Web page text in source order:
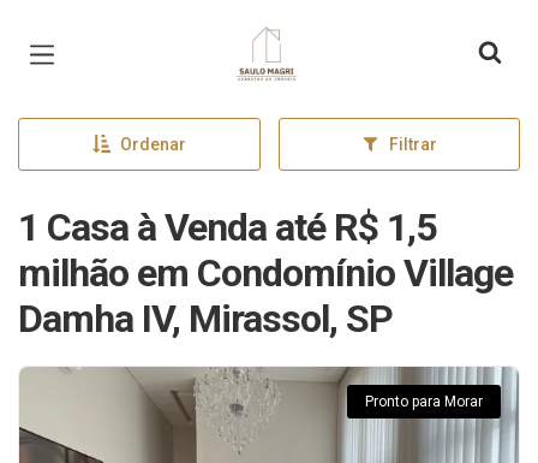
Página inicial
Ordenar Filtrar
1 Casa à Venda até R$ 1,5
milhão em Condomínio Village
Damha IV, Mirassol, SP
Pronto para Morar